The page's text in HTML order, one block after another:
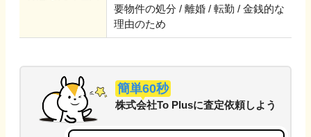
要物件の処分 / 離婚 / 転勤 / 金銭的な
理由のため
簡単60秒
株式会社To Plusに査定依頼しよう